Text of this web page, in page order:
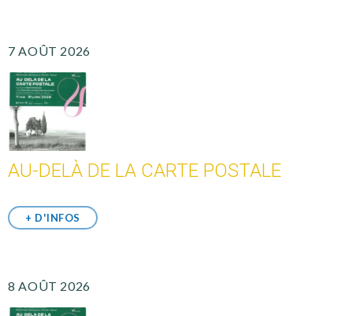
7 AOÛT 2026
AU-DELÀ DE LA CARTE POSTALE
+ D'INFOS
8 AOÛT 2026